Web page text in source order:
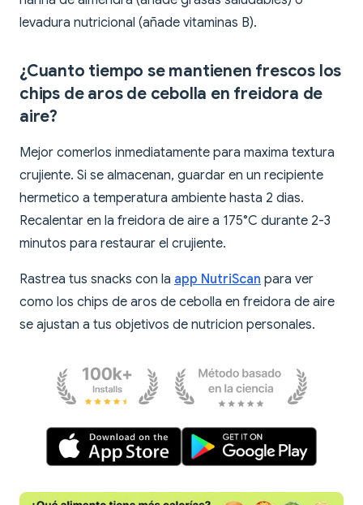
levadura nutricional (añade vitaminas B).
¿Cuanto tiempo se mantienen frescos los
chips de aros de cebolla en freidora de
aire?
Mejor comerlos inmediatamente para maxima textura
crujiente. Si se almacenan, guardar en un recipiente
hermetico a temperatura ambiente hasta 2 dias.
Recalentar en la freidora de aire a 175°C durante 2-3
minutos para restaurar el crujiente.
Rastrea tus snacks con la app NutriScan para ver
como los chips de aros de cebolla en freidora de aire
se ajustan a tus objetivos de nutricion personales.